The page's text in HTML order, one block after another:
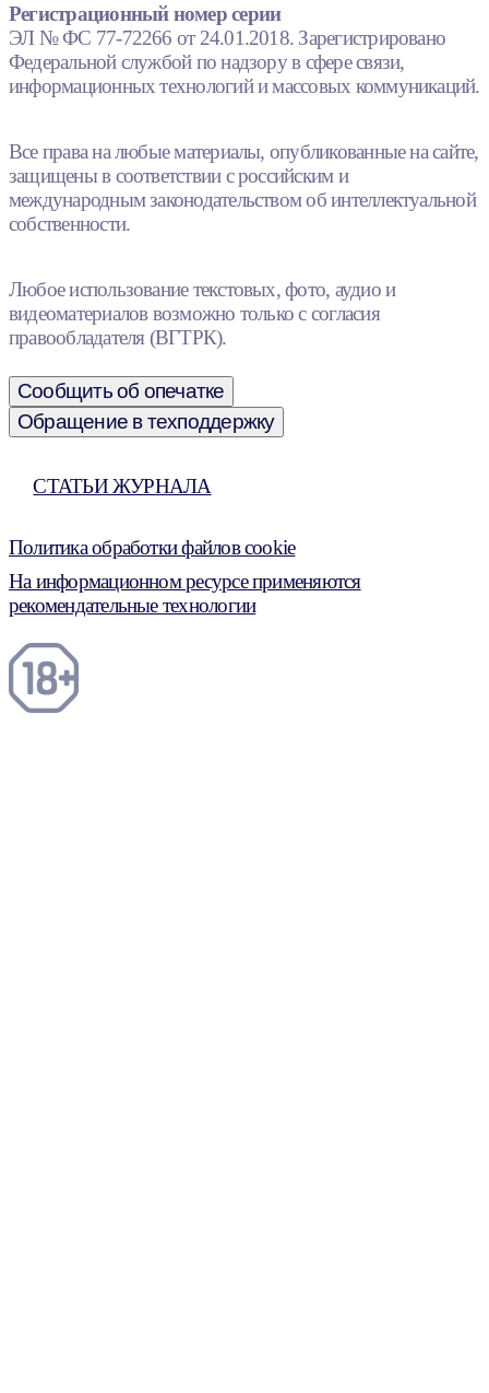
Регистрационный номер серии
ЭЛ № ФС 77-72266 от 24.01.2018. Зарегистрировано
Федеральной службой по надзору в сфере связи,
информационных технологий и массовых коммуникаций.
Все права на любые материалы, опубликованные на сайте,
защищены в соответствии с российским и
международным законодательством об интеллектуальной
собственности.
Любое использование текстовых, фото, аудио и
видеоматериалов возможно только с согласия
правообладателя (ВГТРК).
Сообщить об опечатке
Обращение в техподдержку
СТАТЬИ ЖУРНАЛА
Политика обработки файлов cookie
На информационном ресурсе применяются
рекомендательные технологии